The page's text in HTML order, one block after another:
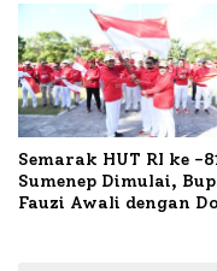
Semarak HUT RI ke -
Sumenep Dimulai,
Fauzi Awali dengan